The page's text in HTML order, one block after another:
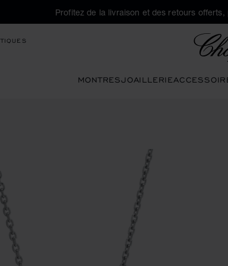
Profitez de la livraison et des retours
PAYS)
MONTRESJOAILLERIE